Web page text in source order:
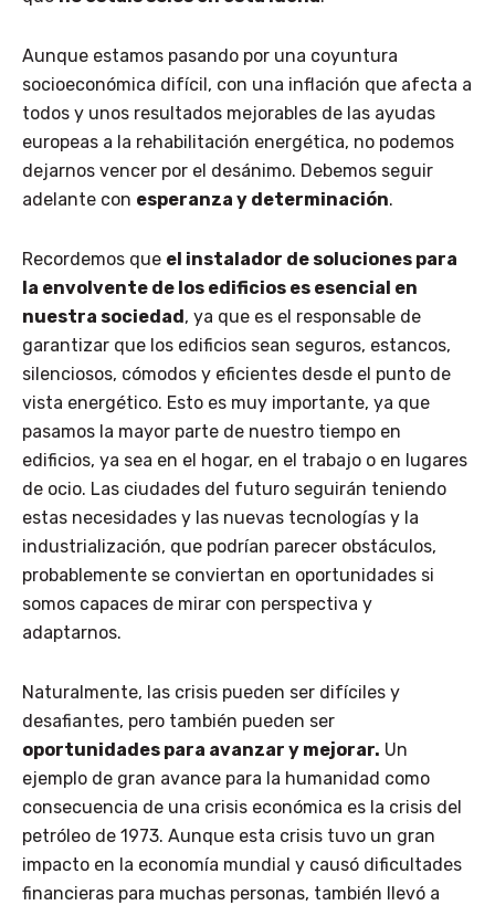
Aunque estamos pasando por una coyuntura
socioeconómica difícil, con una inflación que afecta a
todos y unos resultados mejorables de las ayudas
europeas a la rehabilitación energética, no podemos
dejarnos vencer por el desánimo. Debemos seguir
adelante con esperanza y determinación.
Recordemos que el instalador de soluciones para
la envolvente de los edificios es esencial en
nuestra sociedad, ya que es el responsable de
garantizar que los edificios sean seguros, estancos,
silenciosos, cómodos y eficientes desde el punto de
vista energético. Esto es muy importante, ya que
pasamos la mayor parte de nuestro tiempo en
edificios, ya sea en el hogar, en el trabajo o en lugares
de ocio. Las ciudades del futuro seguirán teniendo
estas necesidades y las nuevas tecnologías y la
industrialización, que podrían parecer obstáculos,
probablemente se conviertan en oportunidades si
somos capaces de mirar con perspectiva y
adaptarnos.
Naturalmente, las crisis pueden ser difíciles y
desafiantes, pero también pueden ser
oportunidades para avanzar y mejorar. Un
ejemplo de gran avance para la humanidad como
consecuencia de una crisis económica es la crisis del
petróleo de 1973. Aunque esta crisis tuvo un gran
impacto en la economía mundial y causó dificultades
financieras para muchas personas, también llevó a